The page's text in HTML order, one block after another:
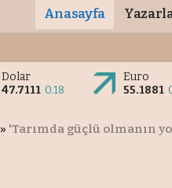
Anasayfa
Dolar
47.7111 0.18
Euro
55.1881
» 'Tarımda güçlü olmanın